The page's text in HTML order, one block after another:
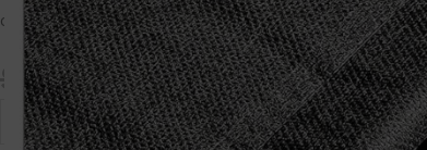
clóset amplio, resistente y fácil de armar.
99.000 $83.900